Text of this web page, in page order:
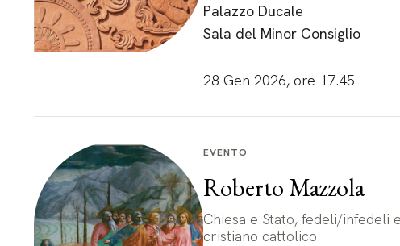
Palazzo Ducale
Sala del Minor Consiglio
28 Gen 2026, ore 17.45
EVENTO
Roberto Mazzola
Chiesa e Stato, fedeli/infedeli
cristiano cattolico